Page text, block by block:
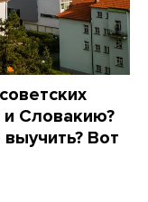
и Словакию?
Вот